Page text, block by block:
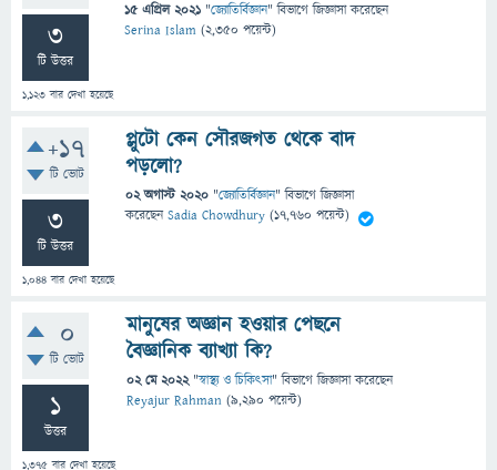
3
টি উত্তর
1,123 বার দেখা হয়েছে
15 এপ্রিল 2021 "জ্যোতির্বিজ্ঞান" বিভাগে জিজ্ঞাসাকরেছেন
Serina Islam (2,350 পয়েন্ট)
+17
টি ভোট
3
টি উত্তর
1,044 বার দেখা হয়েছে
প্লুটো কেন সৌরজগত থেকে বাদ
পড়লো?
02 অগাস্ট 2020 "জ্যোতির্বিজ্ঞান" বিভাগে জিজ্ঞাসা
করেছেনSadia Chowdhury (17,760 পয়েন্ট)
0
টি ভোট
1
উত্তর
1,375 বার দেখা হয়েছে
মানুষের অজ্ঞান হওয়ার পেছনে
বৈজ্ঞানিক ব্যাখ্যা কি?
02 মে 2022 "স্বাস্থ্য ও চিকিৎসা" বিভাগে জিজ্ঞাসাকরেছেন
Reyajur Rahman (9,290 পয়েন্ট)